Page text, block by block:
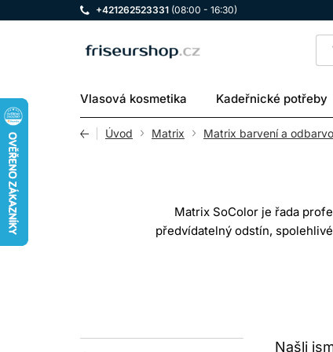
+421262523331 (08:00 - 16:30)
LOMAX
Vlasová kosmetika Kadeřnické potřeby
Úvod Matrix Matrix barvení a
Matrix SoColor je řada
předvídatelný odstín,
používá spolu s vhodným
základem a odleskem, což
Našli